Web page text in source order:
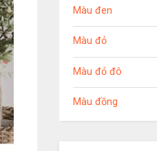
Màu đen
Màu đỏ
Màu đỏ đô
Màu đồng